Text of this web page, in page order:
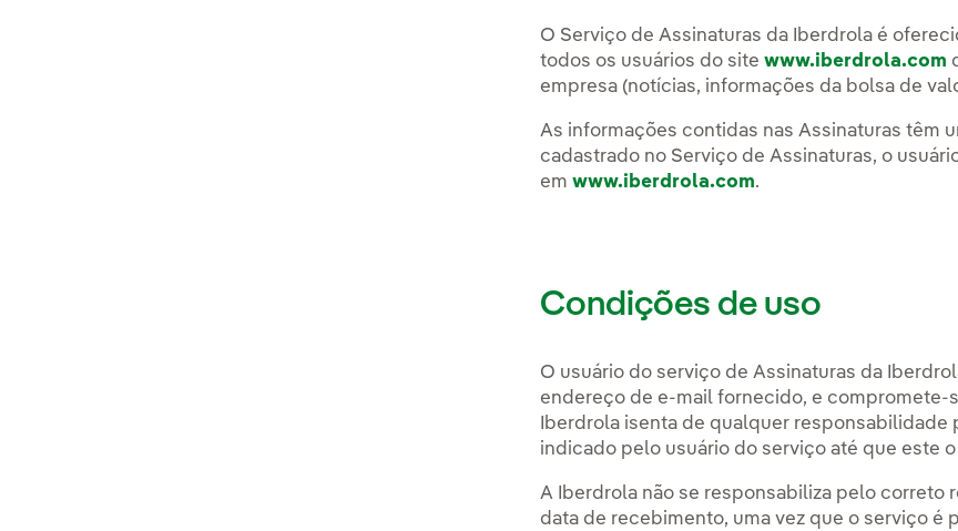
O Serviço de Assinaturas da Iberdrola é
todos os usuários do sitewww.iberdrola.com
empresa (notícias, informações da bolsa de
As informações contidas nas Assinaturas têm
cadastrado no Serviço de Assinaturas, o
emwww.iberdrola.com.
Condições de uso
O usuário do serviço de Assinaturas da
endereço de e-mail fornecido, e compromete-
Iberdrola isenta de qualquer
indicado pelo usuário do serviço até que este
A Iberdrola não se responsabiliza pelo correto
data de recebimento, uma vez que o serviço é